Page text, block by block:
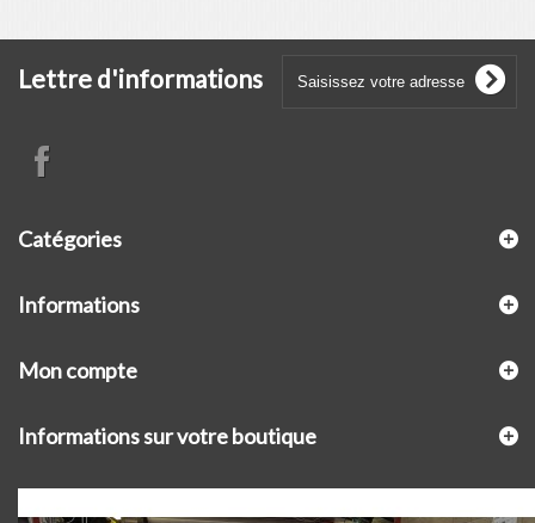
Lettre d'informations
Catégories
Informations
Mon compte
Informations sur votre boutique